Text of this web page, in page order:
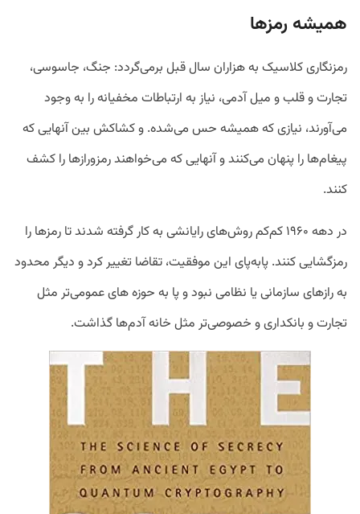
همیشه رمزها
رمزنگاری کلاسیک به هزاران سال قبل برمی‌گردد: جنگ، جاسوسی،
تجارت و قلب و میل آدمی، نیاز به ارتباطات مخفیانه را به وجود
می‌آورند، نیازی که همیشه حس می‌شده. و کشاکش بین آنهایی که
پیغام‌ها را پنهان می‌کنند و آنهایی که می‌خواهند رمزورازها را کشف
کنند.
در دهه ۱۹۶۰ کم‌کم روش‌های رایانشی به کار گرفته شدند تا رمزها را
رمزگشایی کنند. پابه‌پای این موفقیت، تقاضا تغییر کرد و دیگر محدود
به رازهای سازمانی یا نظامی نبود و پا به حوزه های عمومی‌تر مثل
تجارت و بانکداری و خصوصی‌تر مثل خانه آدم‌ها گذاشت.